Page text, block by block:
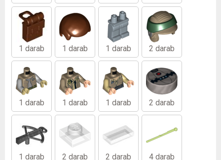
1 darab 1 darab 1 darab 2 darab
1 darab 1 darab 1 darab 2 darab
1 darab 2 darab 2 darab 4 darab